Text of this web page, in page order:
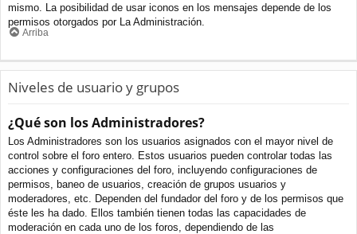
mismo. La posibilidad de usar iconos en los mensajes depende de los
permisos otorgados por La Administración.
Arriba
Niveles de usuario y grupos
¿Qué son los Administradores?
Los Administradores son los usuarios asignados con el mayor nivel de
control sobre el foro entero. Estos usuarios pueden controlar todas las
acciones y configuraciones del foro, incluyendo configuraciones de
permisos, baneo de usuarios, creación de grupos usuarios y
moderadores, etc. Dependen del fundador del foro y de los permisos que
éste les ha dado. Ellos también tienen todas las capacidades de
moderación en cada uno de los foros, dependiendo de las